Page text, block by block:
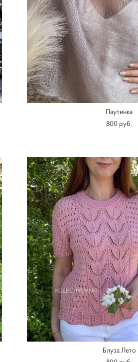
Паутинка
800 pуб.
Блуза Лето